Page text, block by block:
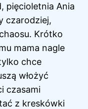
pięcioletnia Ania
czarodziej,
Krótko
mama nagle
chce
włożyć
czasami
z kreskówki